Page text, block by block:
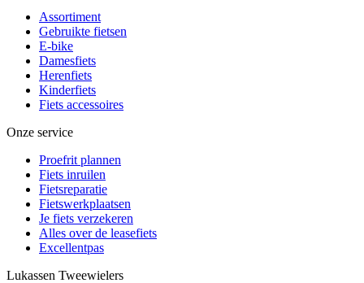
Assortiment
Gebruikte fietsen
E-bike
Damesfiets
Herenfiets
Kinderfiets
Fiets accessoires
Onze service
Proefrit plannen
Fiets inruilen
Fietsreparatie
Fietswerkplaatsen
Je fiets verzekeren
Alles over de leasefiets
Excellentpas
Lukassen Tweewielers